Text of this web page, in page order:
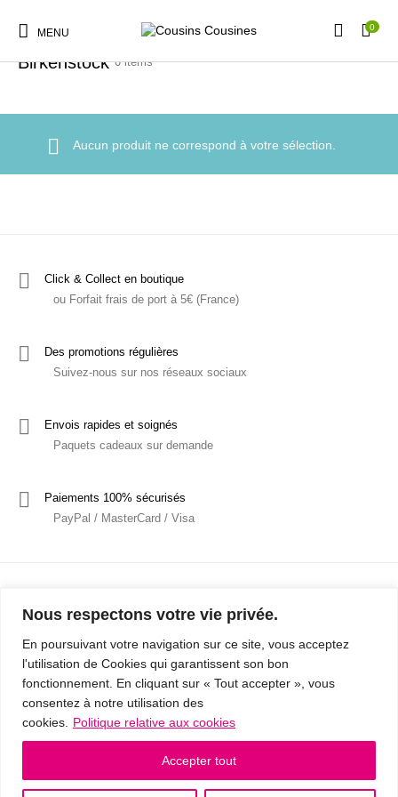
Nous respectons votre vie privée.
En poursuivant votre navigation sur ce site, vous acceptez
l'utilisation de Cookies qui garantissent son bon
fonctionnement. En cliquant sur « Tout accepter », vous
consentez à notre utilisation des
cookies.
Politique relative aux cookies
Accepter tout
MENU 0
Accueil / Boutique Nos Marques / Chaussures / Birkenstock
Birkenstock0 items
Aucun produit ne correspond à votre sélection.
Click & Collect en boutique
ou Forfait frais de port à 5€ (France)
Des promotions régulières
Suivez-nous sur nos réseaux sociaux
Envois rapides et soignés
Paquets cadeaux sur demande
Paiements 100% sécurisés
PayPal / MasterCard / Visa
Mentions Légales
Politique de confidentialité / RGPD
Conditions Générales de Vente
© 2019 - Cousins & Cousines